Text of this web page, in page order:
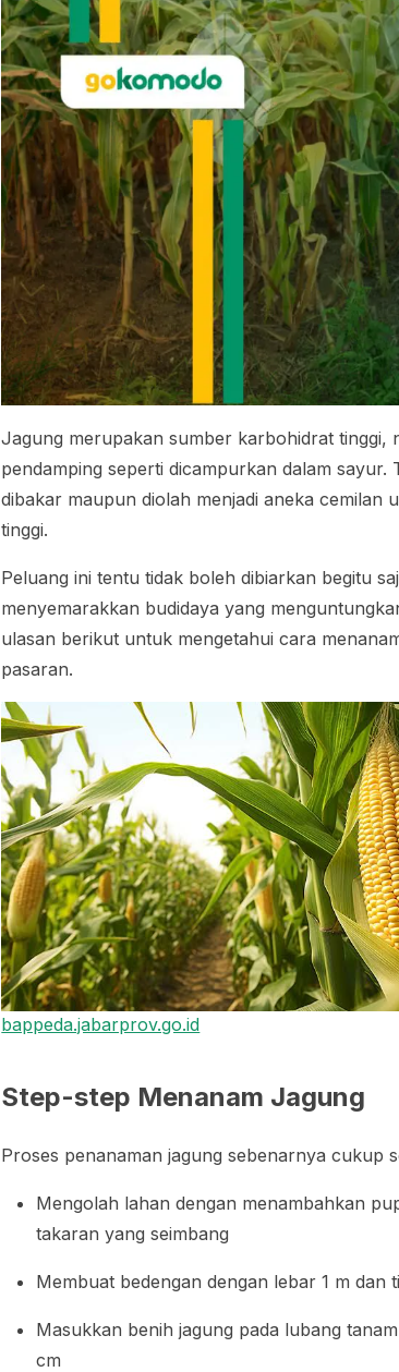
Jagung merupakan sumber karbohidrat tinggi,
pendamping seperti dicampurkan dalam
dibakar maupun diolah menjadi aneka cemilan
tinggi.
Peluang ini tentu tidak boleh dibiarkan begitu
menyemarakkan budidaya yang
ulasan berikut untuk mengetahui cara
pasaran.
bappeda.jabarprov.go.id
Step-step Menanam Jagung
Proses penanaman jagung sebenarnya cukup
Mengolah lahan dengan menambahkan
takaran yang seimbang
Membuat bedengan dengan lebar 1 m dan
Masukkan benih jagung pada lubang
cm